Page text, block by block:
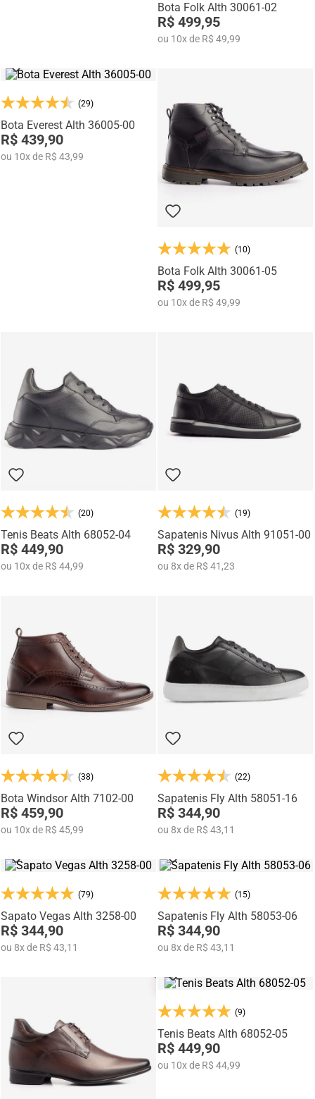
Bota Folk Alth 30061-02
R$ 499,95
ou 10xde R$ 49,99
(29)
Bota Everest Alth 36005-00
R$ 439,90
ou 10xde R$ 43,99
(10)
Bota Folk Alth 30061-05
R$ 499,95
ou 10xde R$ 49,99
(20)
Tenis Beats Alth 68052-04
R$ 449,90
ou 10xde R$ 44,99
(19)
Sapatenis Nivus Alth 91051-00
R$ 329,90
ou 8xde R$ 41,23
(38)
Bota Windsor Alth 7102-00
R$ 459,90
ou 10xde R$ 45,99
(22)
Sapatenis Fly Alth 58051-16
R$ 344,90
ou 8xde R$ 43,11
(79)
Sapato Vegas Alth 3258-00
R$ 344,90
ou 8xde R$ 43,11
(15)
Sapatenis Fly Alth 58053-06
R$ 344,90
ou 8xde R$ 43,11
(9)
Tenis Beats Alth 68052-05
R$ 449,90
ou 10xde R$ 44,99